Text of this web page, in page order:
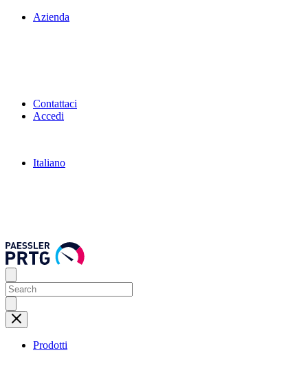
Azienda
Contattaci
Accedi
Italiano
Prodotti